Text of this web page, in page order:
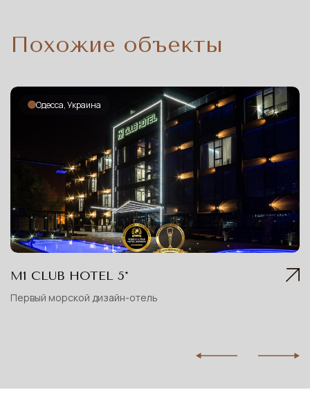
Похожие объекты
Одесса, Украина
М1 CLUB HOTEL 5*
Первый морской дизайн-отель